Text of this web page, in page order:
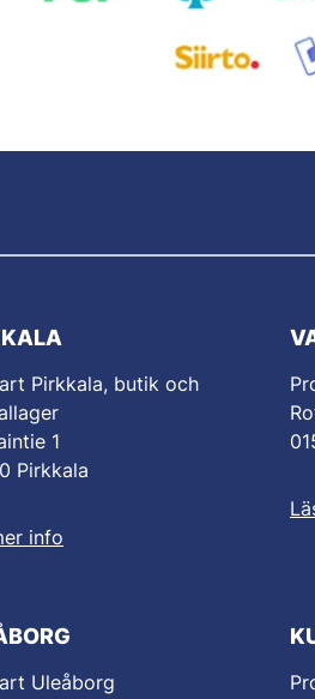
Pirkkala, butik och
1
Pirkkala
info
Uleåborg